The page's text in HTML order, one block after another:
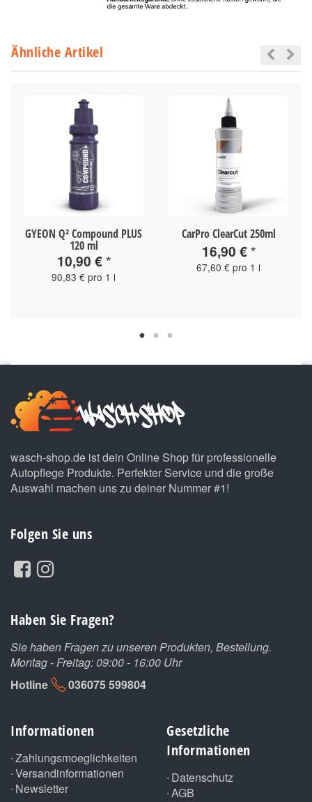
Ähnliche Artikel
GYEON Q² Compound PLUS
120 ml
10,90 €*
90,83 € pro 1 l
CarPro ClearCut 250ml
16,90 €*
67,60 € pro 1 l
wasch-shop.de ist dein Online Shop für professionelle
Autopflege Produkte. Perfekter Service und die große
Auswahl machen uns zu deiner Nummer #1!
Folgen Sie uns
Haben Sie Fragen?
Sie haben Fragen zu unseren Produkten, Bestellung.
Montag - Freitag: 09:00 - 16:00 Uhr
Hotline
036075 599804
Informationen
Zahlungsmoeglichkeiten
Versandinformationen
Newsletter
Gesetzliche
Informationen
Datenschutz
AGB